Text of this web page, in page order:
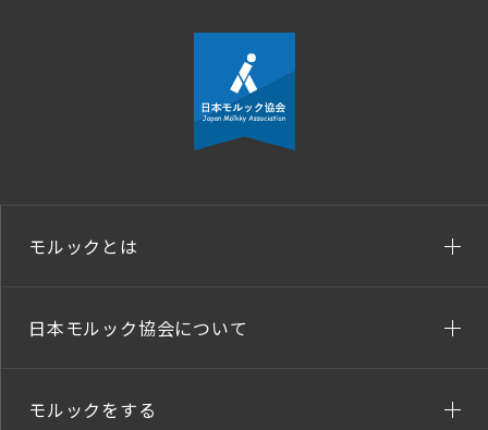
モルックとは
日本モルック協会について
モルックをする